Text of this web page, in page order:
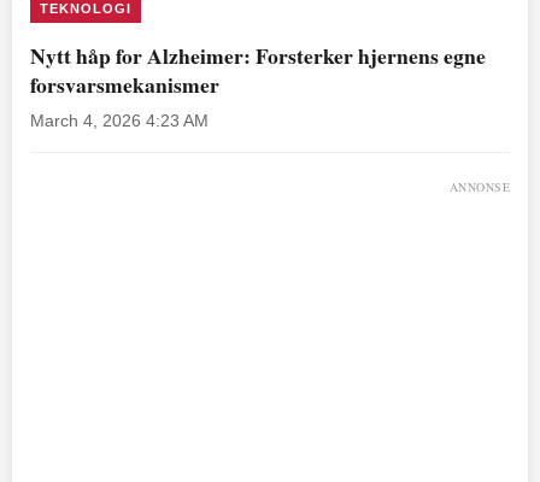
TEKNOLOGI
Nytt håp for Alzheimer: Forsterker hjernens egne
forsvarsmekanismer
March 4, 2026 4:23 AM
ANNONSE